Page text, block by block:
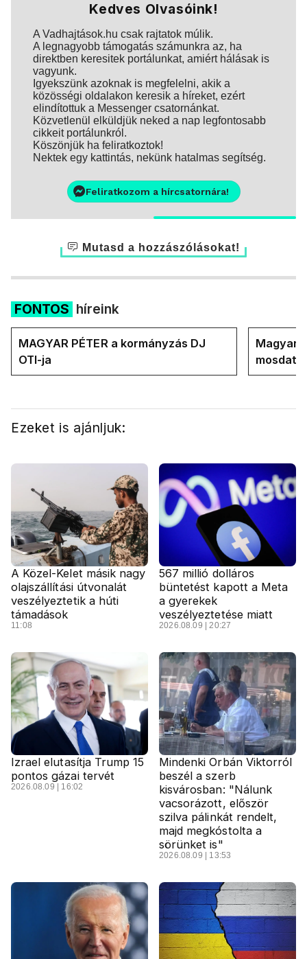
Kedves Olvasóink!
A Vadhajtások.hu csak rajtatok múlik.
A legnagyobb támogatás számunkra az, ha
direktben keresitek portálunkat, amiért hálásak is
vagyunk.
Igyekszünk azoknak is megfelelni, akik a
közösségi oldalakon keresik a híreket, ezért
elindítottuk a Messenger csatornánkat.
Közvetlenül elküldjük neked a nap legfontosabb
cikkeit portálunkról.
Köszönjük ha feliratkoztok!
Nektek egy kattintás, nekünk hatalmas segítség.
Feliratkozom a hírcsatornára!
Mutasd a hozzászólásokat!
FONTOS híreink
MAGYAR PÉTER a kormányzás DJ
OTI-ja
Magyar
Ezeket is ajánljuk:
A Közel-Kelet másik nagy
olajszállítási útvonalát
veszélyeztetik a húti
támadások
11:08
567 millió dolláros
büntetést kapott a Meta
a gyerekek
veszélyeztetése miatt
2026.08.09 | 20:27
Izrael elutasítja Trump 15
pontos gázai tervét
2026.08.09 | 16:02
Mindenki Orbán Viktorról
beszél a szerb
kisvárosban: "Nálunk
vacsorázott, először
szilva pálinkát rendelt,
majd megkóstolta a
sörünket is"
2026.08.09 | 13:53